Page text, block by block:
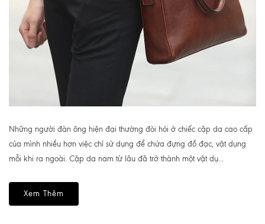
Những người đàn ông hiện đại thường đòi hỏi ở chiếc cặp da cao cấp
của mình nhiều hơn việc chỉ sử dụng để chứa đựng đồ đạc, vật dụng
mỗi khi ra ngoài. Cặp da nam từ lâu đã trở thành một vật dụ...
Xem Thêm